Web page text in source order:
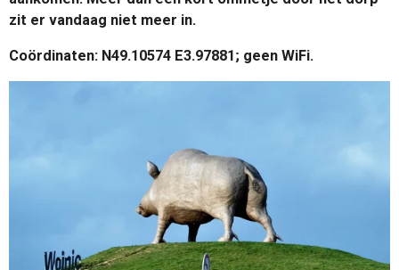
zit er vandaag niet meer in.
Coördinaten: N49.10574 E3.97881; geen WiFi.